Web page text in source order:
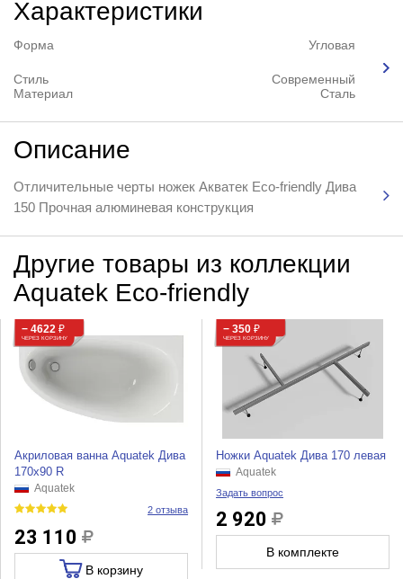
Характеристики
Форма Угловая
Стиль
Современный
Материал
Сталь
Описание
Отличительные черты ножек Акватек Eco-friendly Дива
150 Прочная алюминевая конструкция
Другие товары из коллекции
Aquatek Eco-friendly
− 4622 ₽
ЧЕРЕЗ КОРЗИНУ
Акриловая ванна Aquatek Дива
170х90 R
Aquatek
2 отзыва
23 110
В корзину
− 350 ₽
ЧЕРЕЗ КОРЗИНУ
Ножки Aquatek Дива 170 левая
Aquatek
Задать вопрос
2 920
В комплекте